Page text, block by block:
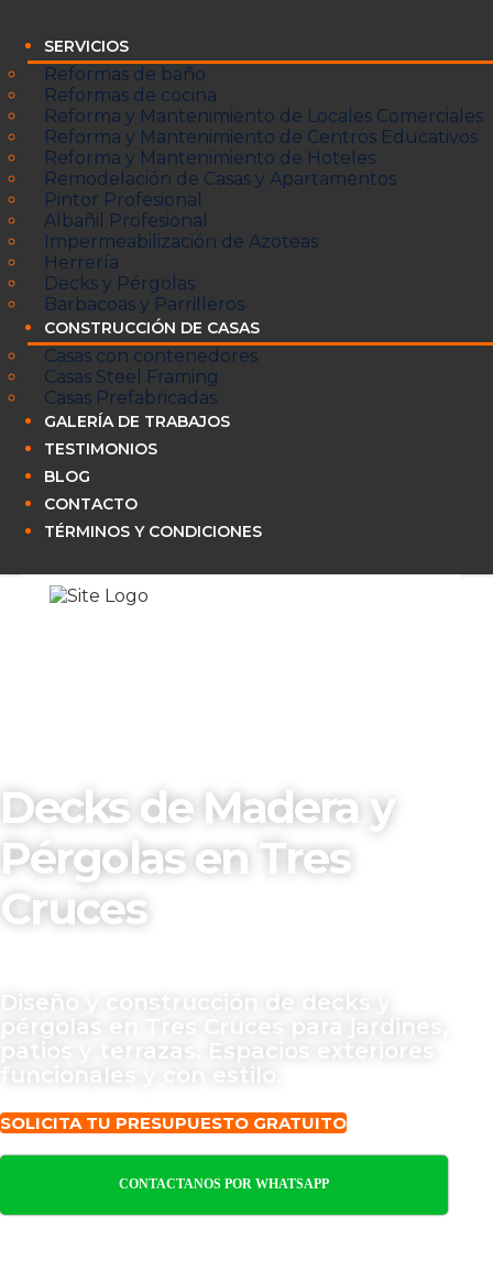
SERVICIOS
Reformas de baño
Reformas de cocina
Reforma y Mantenimiento de Locales Comerciales
Reforma y Mantenimiento de Centros Educativos
Reforma y Mantenimiento de Hoteles
Remodelación de Casas y Apartamentos
Pintor Profesional
Albañil Profesional
Impermeabilización de Azoteas
Herrería
Decks y Pérgolas
Barbacoas y Parrilleros
CONSTRUCCIÓN DE CASAS
Casas con contenedores
Casas Steel Framing
Casas Prefabricadas
GALERÍA DE TRABAJOS
TESTIMONIOS
BLOG
CONTACTO
TÉRMINOS Y CONDICIONES
Decks de Madera y
Pérgolas en Tres
Cruces
Diseño y construcción de decks y
pérgolas en Tres Cruces para jardines,
patios y terrazas. Espacios exteriores
funcionales y con estilo.
SOLICITA TU PRESUPUESTO GRATUITO
CONTACTANOS POR WHATSAPP